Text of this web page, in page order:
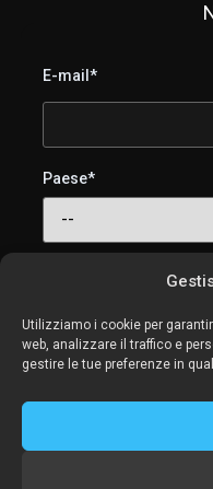
Utilizziamo i cookie per
web, analizzare il traffico e
gestire le tue preferenze in
E-mail*
Paese*
Acconsento a ricevere
(suggerimenti